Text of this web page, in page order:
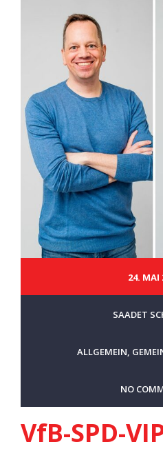
24. MAI
SAADET
ALLGEMEIN,
NO
VfB-SPD-